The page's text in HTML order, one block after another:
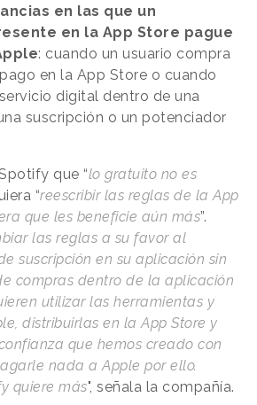
en las que un
en la App Store pague
: cuando un usuario compra
en la App Store o cuando
digital dentro de una
suscripción o un potenciador
que “lo gratuito no es
“reescribir las reglas de la App
que les beneficie aún más”.
las reglas a su favor al
suscripción en su aplicación sin
compras dentro de la aplicación
utilizar las herramientas y
distribuirlas en la App Store y
que hemos creado con
nada a Apple por ello.
quiere más", señala la compañía.